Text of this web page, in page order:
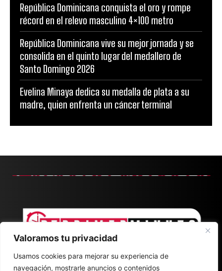
Valoramos tu privacidad
Usamos cookies para mejorar su experiencia de
navegación, mostrarle anuncios o contenidos
República Dominicana conquista el oro y rompe
récord en el relevo masculino 4×100 metro
República Dominicana vive su mejor jornada y se
consolida en el quinto lugar del medallero de
Santo Domingo 2026
Evelina Minaya dedica su medalla de plata a su
madre, quien enfrenta un cáncer terminal